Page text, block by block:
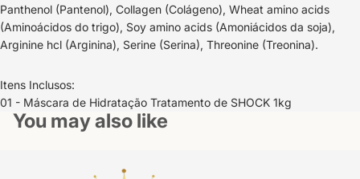
Panthenol (Pantenol), Collagen (Colágeno), Wheat amino acids
(Aminoácidos do trigo), Soy amino acids (Amoniácidos da soja),
Arginine hcl (Arginina), Serine (Serina), Threonine (Treonina).
Itens Inclusos:
01 - Máscara de Hidratação Tratamento de SHOCK 1kg
You may also like